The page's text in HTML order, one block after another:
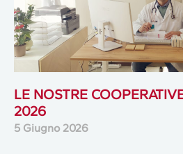
LE NOSTRE
2026
5 Giugno 2026